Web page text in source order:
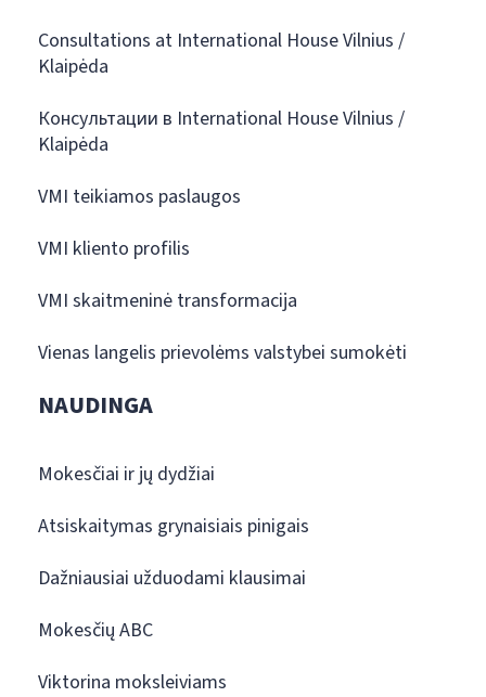
Consultations at International House Vilnius /
Klaipėda
Консультации в International House Vilnius /
Klaipėda
VMI teikiamos paslaugos
VMI kliento profilis
VMI skaitmeninė transformacija
Vienas langelis prievolėms valstybei sumokėti
NAUDINGA
Mokesčiai ir jų dydžiai
Atsiskaitymas grynaisiais pinigais
Dažniausiai užduodami klausimai
Mokesčių ABC
Viktorina moksleiviams